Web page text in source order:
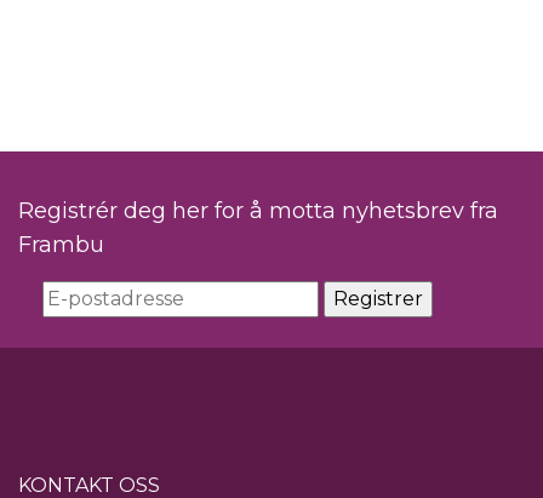
Registrér deg her for å motta nyhetsbrev fra
Frambu
KONTAKT OSS